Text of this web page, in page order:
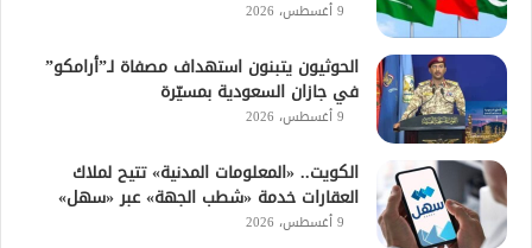
9 أغسطس، 2026
الحوثيون يتبنون استهداف مصفاة لـ”أرامكو”
في جازان السعودية بمسيّرة
9 أغسطس، 2026
الكويت.. «المعلومات المدنية» تتيح لملاك
العقارات خدمة «شطب الجهة» عبر «سهل»
9 أغسطس، 2026